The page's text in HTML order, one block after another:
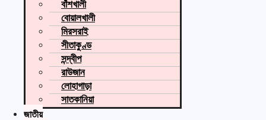
বাঁশখালী
বোয়ালখালী
মিরসরাই
সীতাকুণ্ড
সন্দ্বীপ
রাউজান
লোহাগাড়া
সাতকানিয়া
জাতীয়